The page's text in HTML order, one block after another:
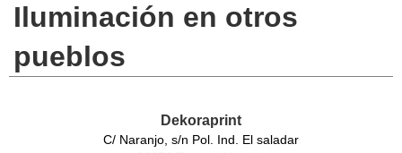
Iluminación en otros
pueblos
Dekoraprint
C/ Naranjo, s/n Pol. Ind. El saladar